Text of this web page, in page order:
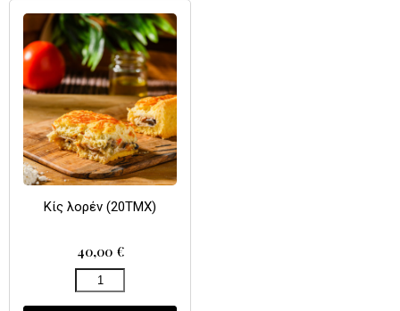
Κίς λορέν (20ΤΜΧ)
40,00 €